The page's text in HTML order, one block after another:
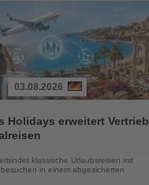
03.08.2026
Holidays erweitert Vertrieb
klassische Urlaubsreisen mit
in einem abgesicherten